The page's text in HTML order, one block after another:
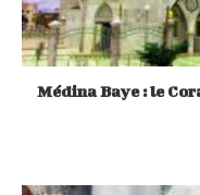
Médina Baye : le